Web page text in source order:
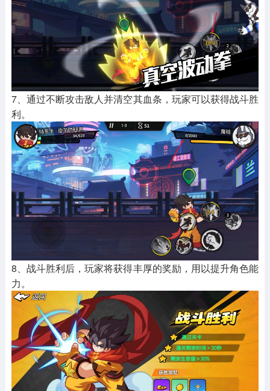
7、通过不断攻击敌人并清空其血条，玩家可以获得战斗胜
利。
8、战斗胜利后，玩家将获得丰厚的奖励，用以提升角色能
力。